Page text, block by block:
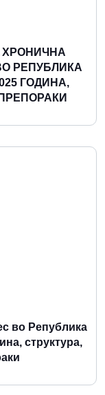
ХРОНИЧНА
РЕПУБЛИКА
ГОДИНА,
во Република
структура,